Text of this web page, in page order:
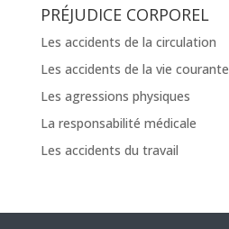
PRÉJUDICE CORPOREL
Les accidents de la circulation
Les accidents de la vie courante
Les agressions physiques
La responsabilité médicale
Les accidents du travail